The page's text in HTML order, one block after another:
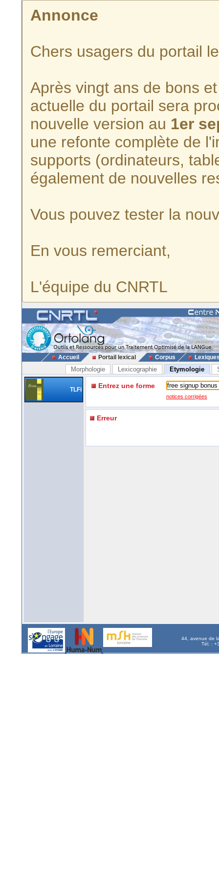
Annonce
Chers usagers du portail
Après vingt ans de bons
actuelle du portail sera
nouvelle version au 1er
une refonte complète de
supports (ordinateurs,
également de nouvelles
Vous pouvez tester la
En vous remerciant,
L'équipe du CNRTL
Accueil Portail lexical Corpus
Morphologie Lexicographie Etymologie
TLFi Entrez une forme
notices corrigées
Erreur
44, avenue de
Tél. :